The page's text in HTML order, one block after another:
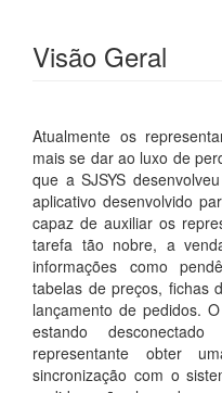
Visão Geral
Atualmente os
mais se dar ao luxo de
que a SJSYS
aplicativo desenvolvido
capaz de auxiliar os
tarefa tão nobre, a
informações como
tabelas de preços, fichas
lançamento de pedidos.
estando
representante obter
sincronização com o